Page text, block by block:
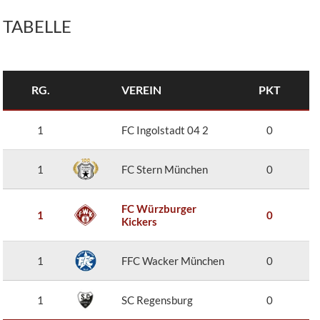
TABELLE
RG. VEREIN PKT
1 FC Ingolstadt 04 2 0
1 FC Stern München 0
1
FC Würzburger
Kickers
0
1 FFC Wacker München 0
1 SC Regensburg 0